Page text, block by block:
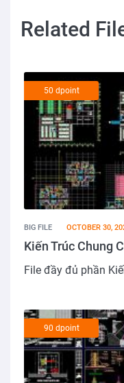
Related
50 dpoint
BIG FILE OCTOBER 30,
Kiến Trúc Chung
File đầy đủ phần
90 dpoint